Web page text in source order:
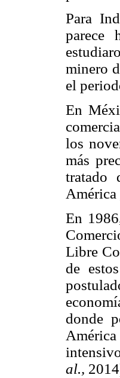
Para
parece
minero
el
En
los
más
tratado
En
Libre
de
donde
al.,